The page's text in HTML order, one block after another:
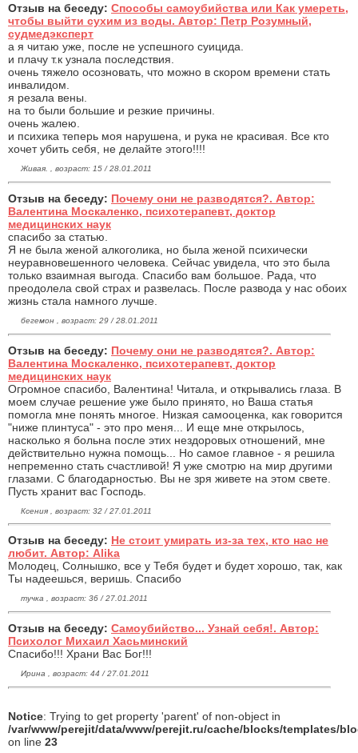
Отзыв на беседу: Способы самоубийства или Как умереть,
чтобы выйти сухим из воды. Автор: Петр Розумный,
судмедэксперт
а я читаю уже, после не успешного суицида.
и плачу т.к узнала последствия.
очень тяжело осозновать, что можно в скором времени стать
инвалидом.
я резала вены.
на то были большие и резкие причины.
очень жалею.
и психика теперь моя нарушена, и рука не красивая. Все кто
хочет убить себя, не делайте этого!!!!
Живая. , возраст: 15 / 28.01.2011
Отзыв на беседу: Почему они не разводятся?. Автор:
Валентина Москаленко, психотерапевт, доктор
медицинских наук
спасибо за статью.
Я не была женой алкоголика, но была женой психически
неуравновешенного человека. Сейчас увидела, что это была
только взаимная выгода. Спасибо вам большое. Рада, что
преодолела свой страх и развелась. После развода у нас обоих
жизнь стала намного лучше.
бегемон , возраст: 29 / 28.01.2011
Отзыв на беседу: Почему они не разводятся?. Автор:
Валентина Москаленко, психотерапевт, доктор
медицинских наук
Огромное спасибо, Валентина! Читала, и открывались глаза. В
моем случае решение уже было принято, но Ваша статья
помогла мне понять многое. Низкая самооценка, как говорится
"ниже плинтуса" - это про меня... И еще мне открылось,
насколько я больна после этих нездоровых отношений, мне
действительно нужна помощь... Но самое главное - я решила
непременно стать счастливой! Я уже смотрю на мир другими
глазами. С благодарностью. Вы не зря живете на этом свете.
Пусть хранит вас Господь.
Ксения , возраст: 32 / 27.01.2011
Отзыв на беседу: Не стоит умирать из-за тех, кто нас не
любит. Автор: Alika
Молодец, Солнышко, все у Тебя будет и будет хорошо, так, как
Ты надеешься, веришь. Спасибо
тучка , возраст: 36 / 27.01.2011
Отзыв на беседу: Самоубийство... Узнай себя!. Автор:
Психолог Михаил Хасьминский
Спасибо!!! Храни Вас Бог!!!
Ирина , возраст: 44 / 27.01.2011
Notice: Trying to get property 'parent' of non-object in
/var/www/perejit/data/www/perejit.ru/cache/blocks/templates/
on line 23